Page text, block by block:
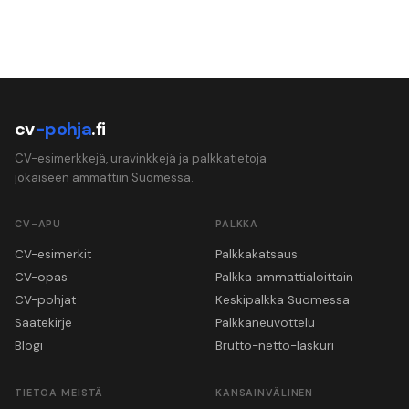
cv-pohja.fi
CV-esimerkkejä, uravinkkejä ja palkkatietoja
jokaiseen ammattiin Suomessa.
CV-APU
CV-esimerkit
CV-opas
CV-pohjat
Saatekirje
Blogi
PALKKA
Palkkakatsaus
Palkka ammattialoittain
Keskipalkka Suomessa
Palkkaneuvottelu
Brutto-netto-laskuri
TIETOA MEISTÄ KANSAINVÄLINEN